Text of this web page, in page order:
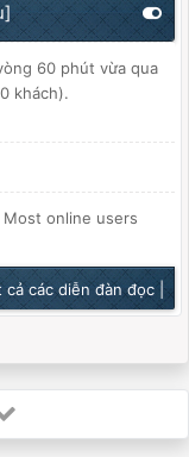
]
60 phút vừa qua
khách).
online users
các diễn đàn đọc